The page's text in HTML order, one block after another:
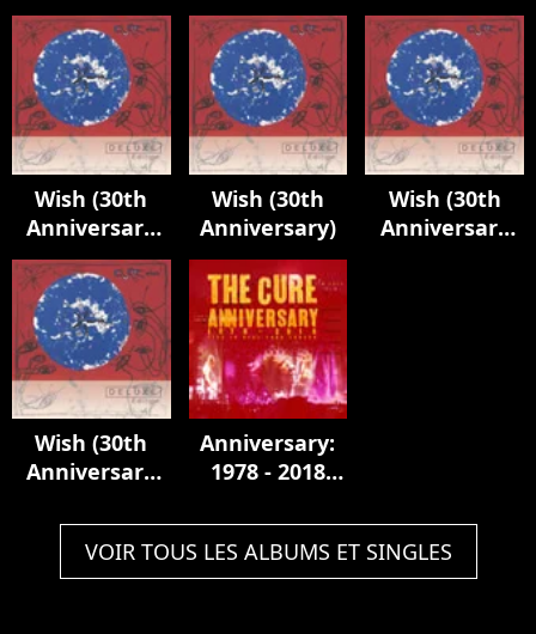
Wish (30th
Anniversary
Edition)
Wish (30th
Anniversary)
Wish (30th
Anniversary
Wish (30th
Anniversary
Anniversary:
1978 - 2018
Park London
VOIR TOUS LES ALBUMS ET SINGLES